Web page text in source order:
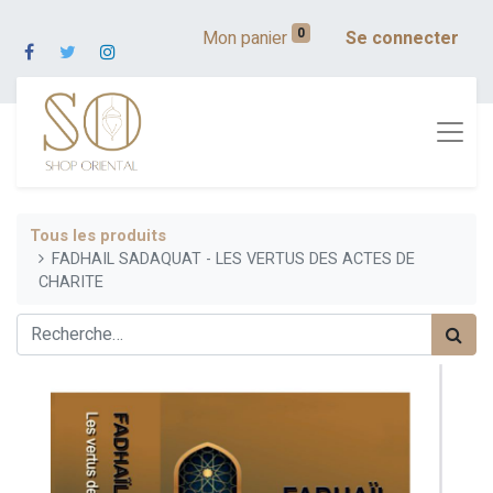
Mon panier 0 Se connecter
Tous les produits
FADHAIL SADAQUAT - LES VERTUS DES ACTES DE
CHARITE